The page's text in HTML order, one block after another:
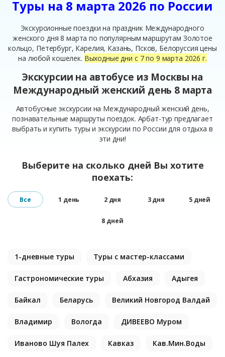
Туры на 8 марта 2026 по России
Экскурсионные поездки на праздник Международного
женского дня 8 марта по популярным маршрутам Золотое
кольцо, Петербург, Карелия, Казань, Псков, Белоруссия цены
на любой кошелек. Выходные дни с 7 по 9 марта 2026 г.
Экскурсии на автобусе из Москвы на
Международный женский день 8 марта
Автобусные экскурсии на Международный женский день,
познавательные маршруты поездок. Арбат-тур предлагает
выбрать и купить туры и экскурсии по России для отдыха в
эти дни!
Выберите на сколько дней Вы хотите
поехать:
Все 1 день 2 дня 3 дня 5 дней
8 дней
1-дневные туры Туры с мастер-классами
Гастрономические туры Абхазия Адыгея
Байкал Беларусь Великий Новгород Валдай
Владимир Вологда ДИВЕЕВО Муром
Иваново Шуя Палех Кавказ Кав.Мин.Воды